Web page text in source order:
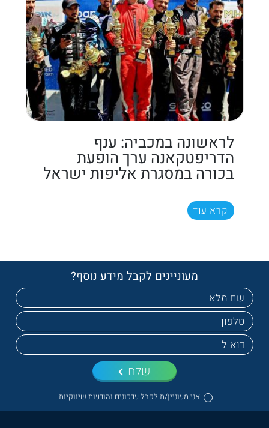
לראשונה במכביה: ענף
הדריפטקאנה ערך הופעת
בכורה במסגרת אליפות ישראל
קרא עוד
מעוניינים לקבל מידע נוסף?
אני מעוניין/ת לקבל עדכונים והודעות שיווקיות.
שלח